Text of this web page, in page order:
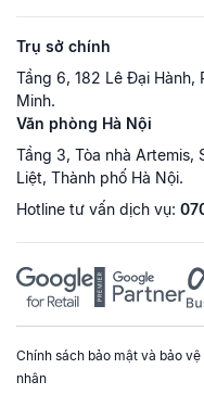
Trụ sở chính
Tầng 6, 182 Lê Đại Hành,
Minh.
Văn phòng Hà Nội
Tầng 3, Tòa nhà Artemis,
Liệt, Thành phố Hà Nội.
Hotline tư vấn dịch vụ:
Chính sách bảo mật và bảo vệ
nhân